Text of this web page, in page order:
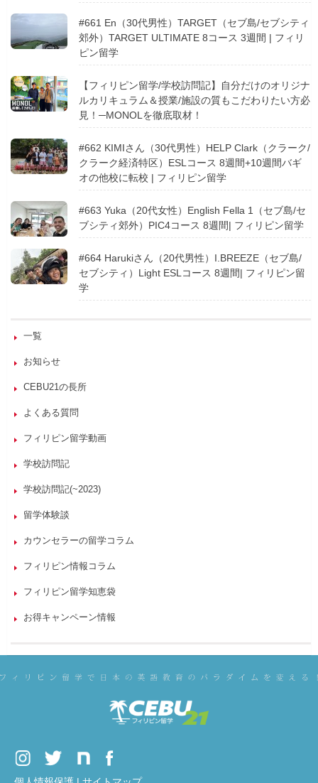
#661 En（30代男性）TARGET（セブ島/セブシティ
郊外）TARGET ULTIMATE 8コース 3週間 | フィリ
ピン留学
【フィリピン留学/学校訪問記】自分だけのオリジナ
ルカリキュラム＆授業/施設の質もこだわりたい方必
見！─MONOLを徹底取材！
#662 KIMIさん（30代男性）HELP Clark（クラーク/
クラーク経済特区）ESLコース 8週間+10週間バギ
オの他校に転校 | フィリピン留学
#663 Yuka（20代女性）English Fella 1（セブ島/セ
ブシティ郊外）PIC4コース 8週間| フィリピン留学
#664 Harukiさん（20代男性）I.BREEZE（セブ島/
セブシティ）Light ESLコース 8週間| フィリピン留
学
一覧
お知らせ
CEBU21の長所
よくある質問
フィリピン留学動画
学校訪問記
学校訪問記(~2023)
留学体験談
カウンセラーの留学コラム
フィリピン情報コラム
フィリピン留学知恵袋
お得キャンペーン情報